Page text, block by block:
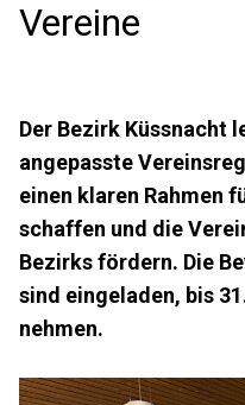
Vereine
Der Bezirk Küssnacht
angepasste
einen klaren Rahmen
schaffen und die
Bezirks fördern. Die
sind eingeladen, bis
nehmen.